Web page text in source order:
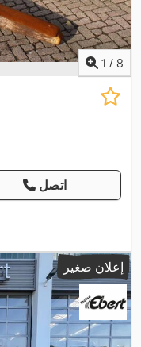
1 / 8
اتصل
إعلان صغير